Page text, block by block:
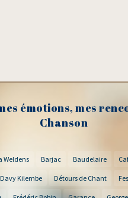
émotions, mes
Chanson
Weldens Barjac Baudelaire
Davy Kilembe Détours de Chant